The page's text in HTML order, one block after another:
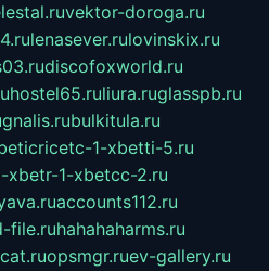
vektor-doroga.ru
lenasever.rulovinskix.ru
discofoxworld.ru
hostel65.ruliura.ruglasspb.ru
gnalis.rubulkitula.ru
1-xbetti-5.ru
xbetr-1-xbetcc-2.ru
accounts112.ru
file.ruhahahaharms.ru
opsmgr.ruev-gallery.ru